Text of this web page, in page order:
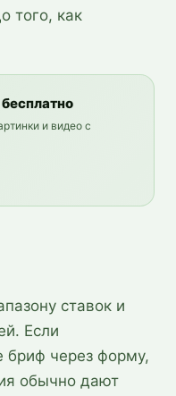
того, как
и видео с
ставок и
Если
бриф через форму,
обычно дают